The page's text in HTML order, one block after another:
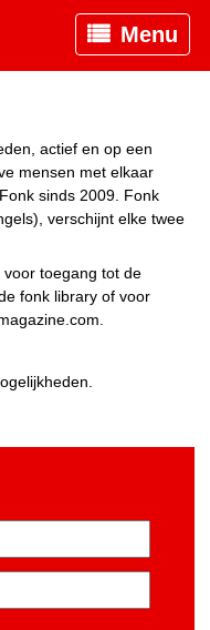
Menu
actief en op een
mensen met elkaar
sinds 2009. Fonk
verschijnt elke twee
toegang tot de
fonk library of voor